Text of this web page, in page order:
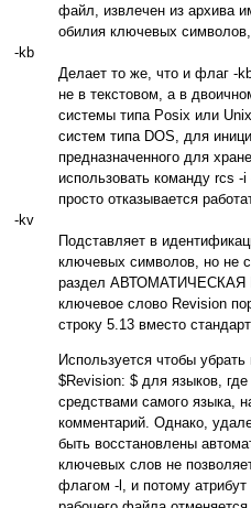
файл, извлечен из архива
обилия ключевых
-kb
Делает то же, что и флаг -
не в текстовом, а в
системы типа Posix или
систем типа DOS, для
предназначенного для
использовать команду rcs
просто отказывается
-kv
Подставляет в
ключевых символов, но не
раздел
ключевое слово Revision
строку 5.13 вместо
Используется чтобы
$Revision: $ для языков,
средствами самого языка,
комментарий. Однако,
быть восстановлены
ключевых слов не
флагом -l, и потому